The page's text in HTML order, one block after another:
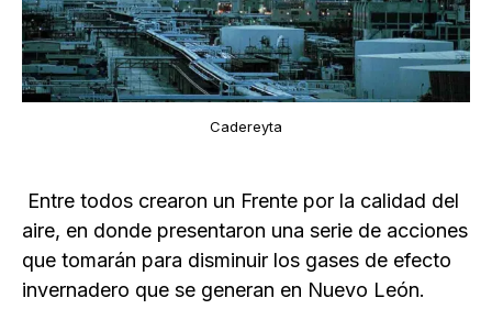
Cadereyta
Entre todos crearon un Frente por la calidad del
aire, en donde presentaron una serie de acciones
que tomarán para disminuir los gases de efecto
invernadero que se generan en Nuevo León.